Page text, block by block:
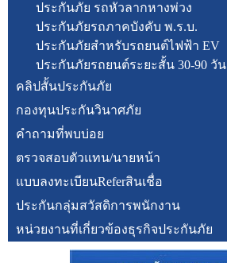
ประกันภัย รถหัวลากหางพ่วง
ประกันภัยรถภาคบังคับ พ.ร.บ.
ประกันภัยสำหรับรถยนต์ไฟฟ้า EV
ประกันภัยรถยนต์ระยะสั้น 30-90 วัน
คลิปสั้นประกันภัย
กองทุนประกันวินาศภัย
คำถามที่พบบ่อย
ตรวจสอบตัวแทน/นายหน้า
แบบลงทะเบียนReferสินเชื่อ
ประกันกลุ่มสวัสดิการพนักงาน
หน่วยงานที่เกี่ยวข้องธุรกิจประกันภัย